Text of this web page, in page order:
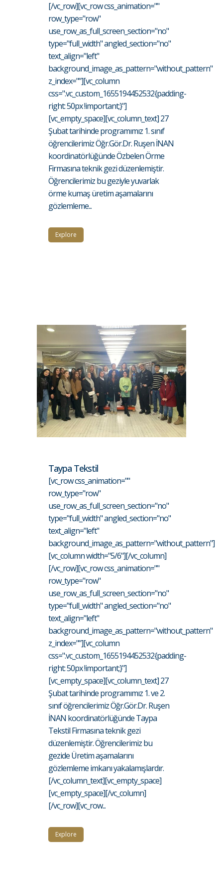
[/vc_row][vc_row css_animation=""
row_type="row"
use_row_as_full_screen_section="no"
type="full_width" angled_section="no"
text_align="left"
background_image_as_pattern="without_pattern"
z_index=""][vc_column
css=".vc_custom_1655194452532{padding-
right: 50px !important;}"]
[vc_empty_space][vc_column_text] 27
Şubat tarihinde programımız 1. sınıf
öğrencilerimiz Öğr.Gör.Dr. Ruşen İNAN
koordinatörlüğünde Özbelen Örme
Firmasına teknik gezi düzenlemiştir.
Öğrencilerimiz bu geziyle yuvarlak
örme kumaş üretim aşamalarını
gözlemleme...
Explore
Taypa Tekstil
[vc_row css_animation=""
row_type="row"
use_row_as_full_screen_section="no"
type="full_width" angled_section="no"
text_align="left"
background_image_as_pattern="without_pattern"]
[vc_column width="5/6"][/vc_column]
[/vc_row][vc_row css_animation=""
row_type="row"
use_row_as_full_screen_section="no"
type="full_width" angled_section="no"
text_align="left"
background_image_as_pattern="without_pattern"
z_index=""][vc_column
css=".vc_custom_1655194452532{padding-
right: 50px !important;}"]
[vc_empty_space][vc_column_text] 27
Şubat tarihinde programımız 1. ve 2.
sınıf öğrencilerimiz Öğr.Gör.Dr. Ruşen
İNAN koordinatörlüğünde Taypa
Tekstil Firmasına teknik gezi
düzenlemiştir. Öğrencilerimiz bu
gezide Üretim aşamalarını
gözlemleme imkanı yakalamışlardır.
[/vc_column_text][vc_empty_space]
[vc_empty_space][/vc_column]
[/vc_row][vc_row...
Explore